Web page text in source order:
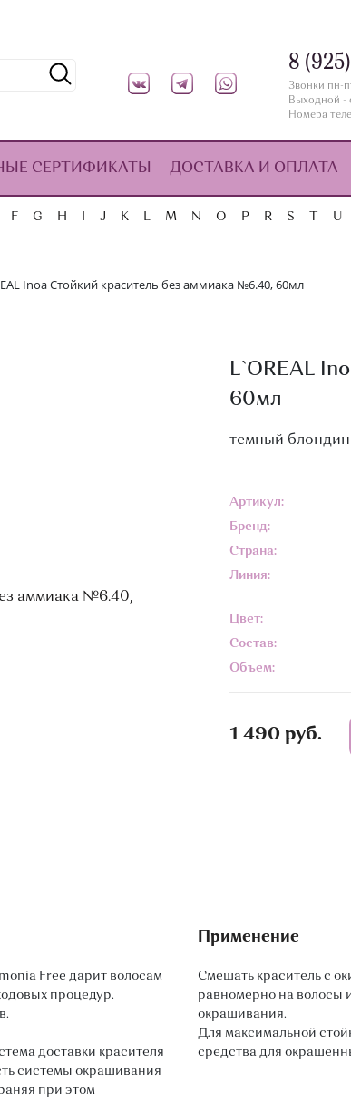
8
Звонки пн-
Выходной -
Номера
СЕРТИФИКАТЫ ДОСТАВКА И ОПЛАТА
F G H J K L M N O P R S U
Inoa Стойкий краситель без аммиака №6.40, 60мл
L`OREAL
60мл
темный
Артикул:
Бренд:
Страна:
Линия:
Цвет:
Состав:
Объем:
1 490 руб.
Free дарит волосам
процедур.
доставки красителя
системы окрашивания
при этом
Применение
Смешать краситель с
равномерно на волосы
окрашивания.
Для максимальной
средства для